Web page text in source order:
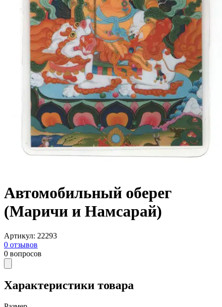
Автомобильный оберег
(Маричи и Намсарай)
Артикул: 22293
0 отзывов
0 вопросов
Характеристики товара